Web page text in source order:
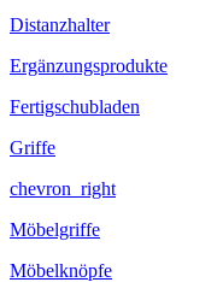
Distanzhalter
Ergänzungsprodukte
Fertigschubladen
Griffe
chevron_right
Möbelgriffe
Möbelknöpfe